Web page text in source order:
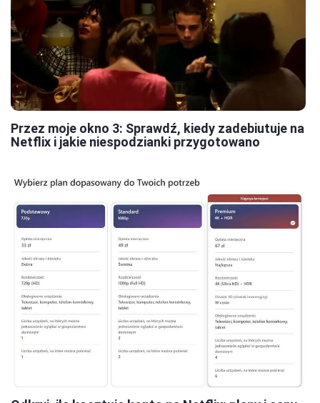
Przez moje okno 3: Sprawdź, kiedy zadebiutuje na
Netflix i jakie niespodzianki przygotowano